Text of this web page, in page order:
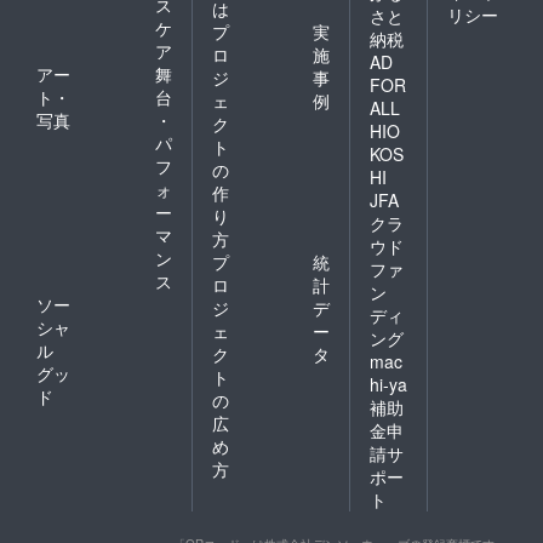
ケ
ア
アー
ト・
写真
舞
台
・
パ
フ
ォ
ー
マ
ン
ス
ソー
シャ
ル
グッ
ド
は
プ
ロ
ジ
ェ
ク
ト
の
作
り
方
実
施
事
例
プ
ロ
ジ
ェ
ク
ト
の
広
め
方
統
計
デ
ー
タ
さと
納税
AD
FOR
ALL
HIO
KOS
HI
JFA
クラ
ウド
ファ
ン
ディ
ング
mac
hi-ya
補助
金申
請サ
ポー
ト
リシー